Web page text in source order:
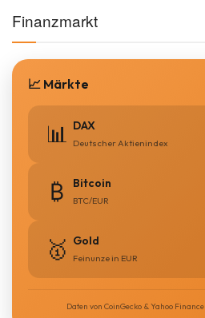
Finanzmarkt
📈 Märkte
📊 DAX
Deutscher Aktienindex
₿ Bitcoin
BTC/EUR
🥇 Gold
Feinunze in EUR
Daten von CoinGecko & Yahoo